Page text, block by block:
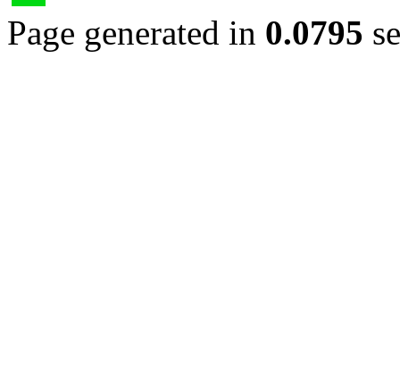
Page generated in 0.0795